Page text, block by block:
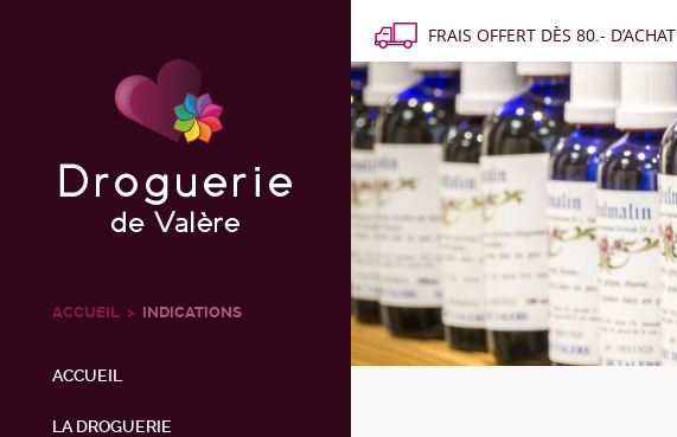
ACCUEIL INDICATIONS
ACCUEIL
LA DROGUERIE
FRAIS OFFERT DÈS 80.- D’ACHAT